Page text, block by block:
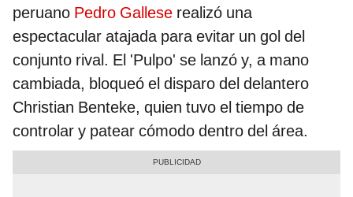
peruano Pedro Gallese realizó una
espectacular atajada para evitar un gol del
conjunto rival. El 'Pulpo' se lanzó y, a mano
cambiada, bloqueó el disparo del delantero
Christian Benteke, quien tuvo el tiempo de
controlar y patear cómodo dentro del área.